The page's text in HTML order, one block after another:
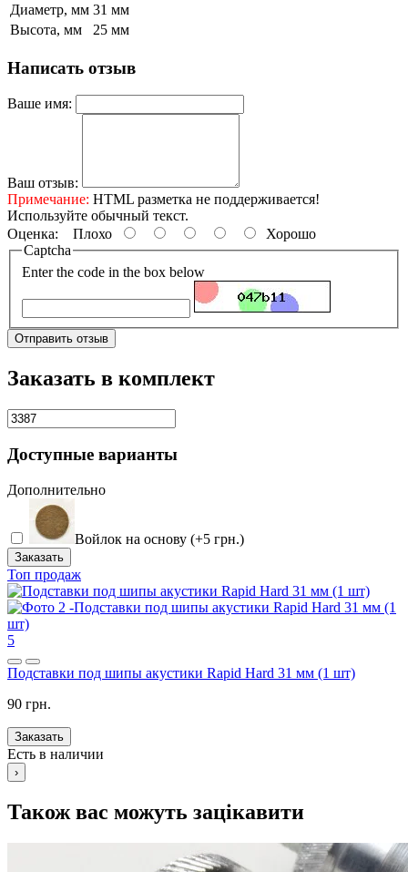
Диаметр, мм 31 мм
Высота, мм
25 мм
Написать отзыв
Ваше имя:
Ваш отзыв:
Примечание: HTML разметка не поддерживается!
Используйте обычный текст.
Оценка: Плохо
Хорошо
Captcha
Enter the code in the box below
Отправить отзыв
Заказать в комплект
Доступные варианты
Дополнительно
Войлок на основу (+5 грн.)
Заказать
Топ продаж
5
Подставки под шипы акустики Rapid Hard 31 мм (1 шт)
90 грн.
Заказать
Есть в наличии
›
Також вас можуть зацікавити